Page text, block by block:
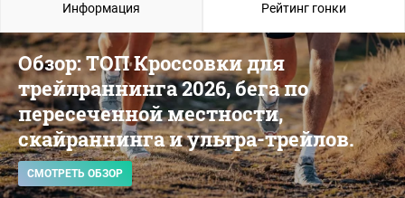
Обзор: ТОП Кроссовки для
трейлраннинга 2026, бега по
пересеченной местности,
скайраннинга и ультра-трейлов.
СМОТРЕТЬ ОБЗОР
Информация Рейтинг гонки